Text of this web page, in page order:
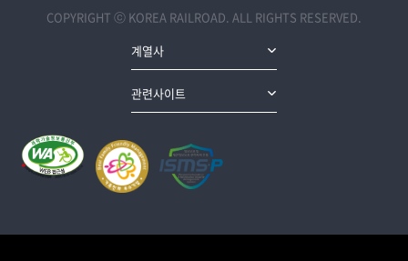
COPYRIGHT ⓒ KOREA RAILROAD. ALL RIGHTS RESERVED.
계열사
관련사이트